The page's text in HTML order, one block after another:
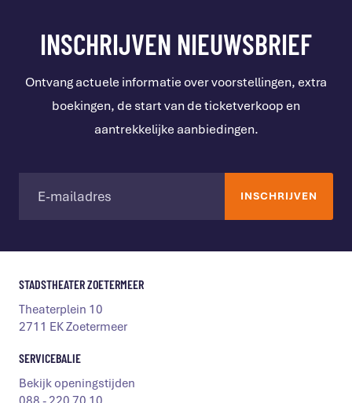
INSCHRIJVEN NIEUWSBRIEF
Ontvang actuele informatie over voorstellingen, extra
boekingen, de start van de ticketverkoop en
aantrekkelijke aanbiedingen.
STADSTHEATER ZOETERMEER
Theaterplein 10
2711 EK Zoetermeer
SERVICEBALIE
Bekijk openingstijden